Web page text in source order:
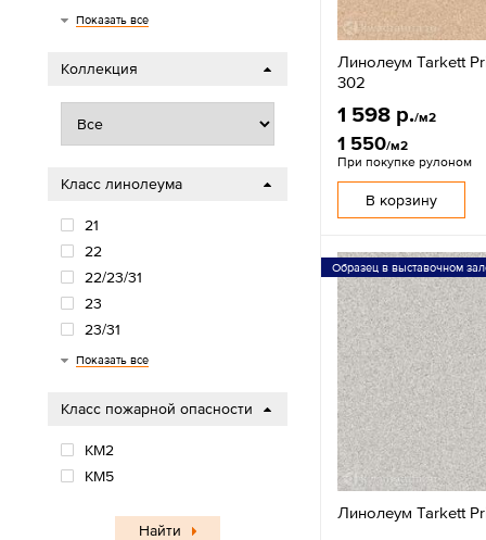
Линолеум Tarkett
302
1 598 р./м2
1 550/м2
При покупке рулоном
В корзину
Образец в выставочном
Линолеум Tarkett
0.4
0.5
0.6
0.7
2
Показать все
Коллекция
Класс линолеума
21
22
22/23/31
23
23/31
23/32
23/33
23/33/42
23/34/43
32
32/41
33
34/41
34/43
34/44
Показать все
Класс пожарной опасности
КМ2
КМ5
Найти